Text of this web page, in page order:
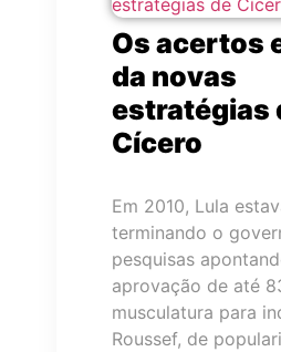
Os acertos
da novas
estratégias
Cícero
Em 2010, Lula
terminando o
pesquisas
aprovação de até
musculatura para
Roussef, de